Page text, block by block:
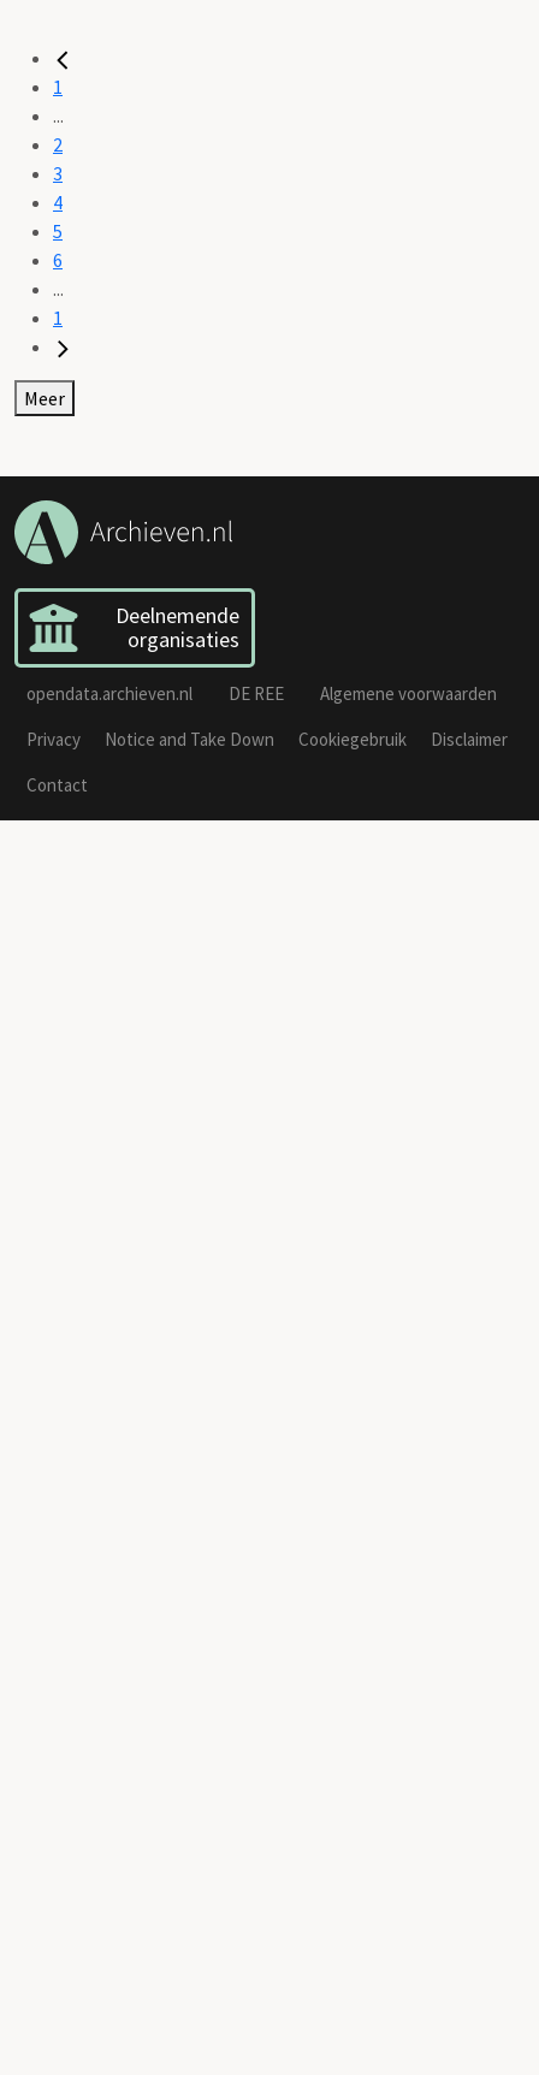
1
...
2
3
4
5
6
...
1
Meer
Deelnemende
organisaties
opendata.archieven.nl DE REE
Algemene voorwaarden
Privacy
Notice and Take Down Cookiegebruik
Disclaimer
Contact